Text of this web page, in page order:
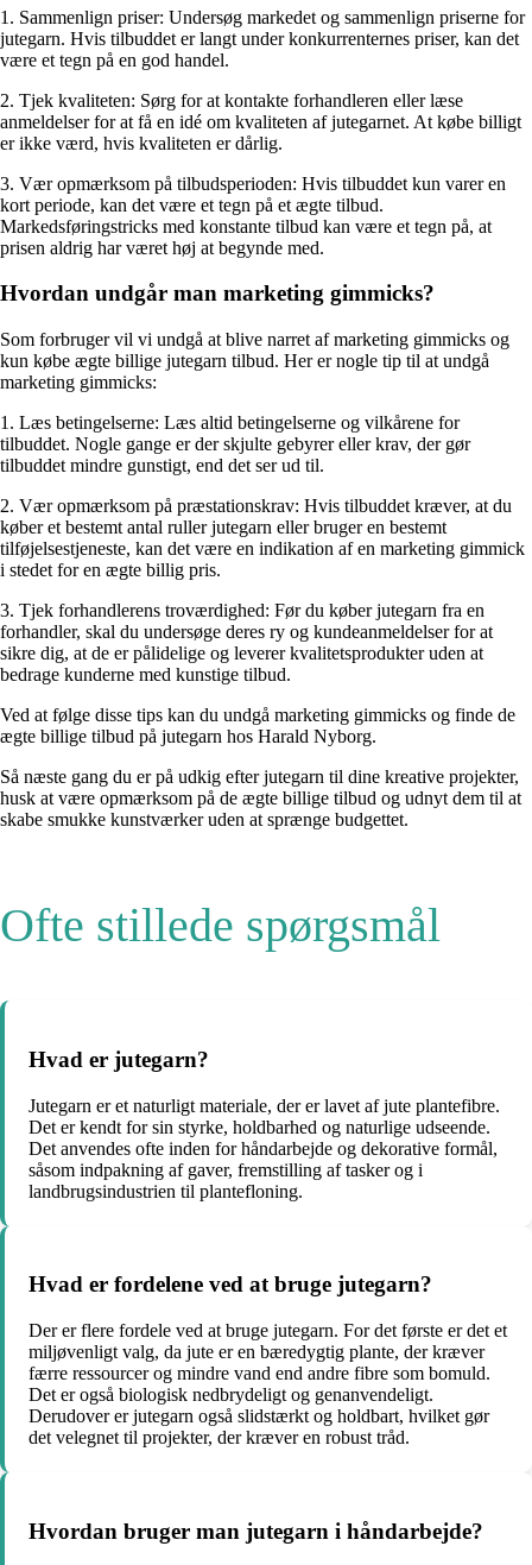
1. Sammenlign priser: Undersøg markedet og sammenlign priserne for
jutegarn. Hvis tilbuddet er langt under konkurrenternes priser, kan det
være et tegn på en god handel.
2. Tjek kvaliteten: Sørg for at kontakte forhandleren eller læse
anmeldelser for at få en idé om kvaliteten af jutegarnet. At købe billigt
er ikke værd, hvis kvaliteten er dårlig.
3. Vær opmærksom på tilbudsperioden: Hvis tilbuddet kun varer en
kort periode, kan det være et tegn på et ægte tilbud.
Markedsføringstricks med konstante tilbud kan være et tegn på, at
prisen aldrig har været høj at begynde med.
Hvordan undgår man marketing gimmicks?
Som forbruger vil vi undgå at blive narret af marketing gimmicks og
kun købe ægte billige jutegarn tilbud. Her er nogle tip til at undgå
marketing gimmicks:
1. Læs betingelserne: Læs altid betingelserne og vilkårene for
tilbuddet. Nogle gange er der skjulte gebyrer eller krav, der gør
tilbuddet mindre gunstigt, end det ser ud til.
2. Vær opmærksom på præstationskrav: Hvis tilbuddet kræver, at du
køber et bestemt antal ruller jutegarn eller bruger en bestemt
tilføjelsestjeneste, kan det være en indikation af en marketing gimmick
i stedet for en ægte billig pris.
3. Tjek forhandlerens troværdighed: Før du køber jutegarn fra en
forhandler, skal du undersøge deres ry og kundeanmeldelser for at
sikre dig, at de er pålidelige og leverer kvalitetsprodukter uden at
bedrage kunderne med kunstige tilbud.
Ved at følge disse tips kan du undgå marketing gimmicks og finde de
ægte billige tilbud på jutegarn hos Harald Nyborg.
Så næste gang du er på udkig efter jutegarn til dine kreative projekter,
husk at være opmærksom på de ægte billige tilbud og udnyt dem til at
skabe smukke kunstværker uden at sprænge budgettet.
Ofte stillede spørgsmål
Hvad er jutegarn?
Jutegarn er et naturligt materiale, der er lavet af jute plantefibre.
Det er kendt for sin styrke, holdbarhed og naturlige udseende.
Det anvendes ofte inden for håndarbejde og dekorative formål,
såsom indpakning af gaver, fremstilling af tasker og i
landbrugsindustrien til plantefloning.
Hvad er fordelene ved at bruge jutegarn?
Der er flere fordele ved at bruge jutegarn. For det første er det et
miljøvenligt valg, da jute er en bæredygtig plante, der kræver
færre ressourcer og mindre vand end andre fibre som bomuld.
Det er også biologisk nedbrydeligt og genanvendeligt.
Derudover er jutegarn også slidstærkt og holdbart, hvilket gør
det velegnet til projekter, der kræver en robust tråd.
Hvordan bruger man jutegarn i håndarbejde?